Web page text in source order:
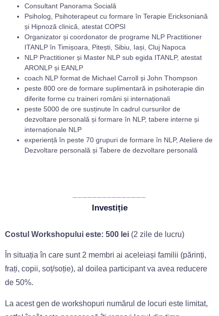
Consultant Panorama Socială
Psiholog, Psihoterapeut cu formare în Terapie Ericksoniană
și Hipnoză clinică, atestat COPSI
Organizator și coordonator de programe NLP Practitioner
ITANLP în Timișoara, Pitești, Sibiu, Iași, Cluj Napoca
NLP Practitioner și Master NLP sub egida ITANLP, atestat
ARONLP și EANLP
coach NLP format de Michael Carroll și John Thompson
peste 800 ore de formare suplimentară in psihoterapie din
diferite forme cu traineri români și internaționali
peste 5000 de ore susținute în cadrul cursurilor de
dezvoltare personală și formare în NLP, tabere interne și
internaționale NLP
experiență în peste 70 grupuri de formare în NLP, Ateliere de
Dezvoltare personală și Tabere de dezvoltare personală
Investiție
Costul Workshopului este: 500 lei (2 zile de lucru)
În situația în care sunt 2 membri ai aceleiași familii (părinți,
frați, copii, soț/soție), al doilea participant va avea reducere
de 50%.
La acest gen de workshopuri numărul de locuri este limitat,